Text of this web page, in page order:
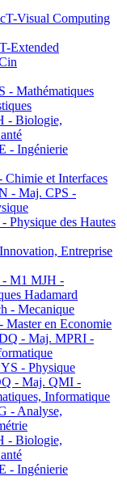
Visual Computing
Extended
Mathématiques
- Biologie,
- Ingénierie
et Interfaces
- Maj. CPS -
Physique des Hautes
Entreprise
M1 MJH -
Hadamard
- Mecanique
en Economie
- Maj. MPRI -
- Physique
- Maj. QMI -
Informatique
- Analyse,
- Biologie,
- Ingénierie